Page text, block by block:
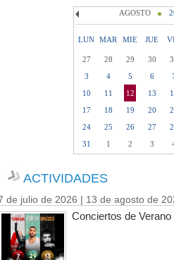
AGOSTO
LUN MAR MIE JUE
27 28 29 30
3
4 5 6
10
11 12 13
17
18 19 20
24
25 26 27
31
1 2 3
ACTIVIDADES
de julio de 2026 | 13 de agosto de
Conciertos de Verano